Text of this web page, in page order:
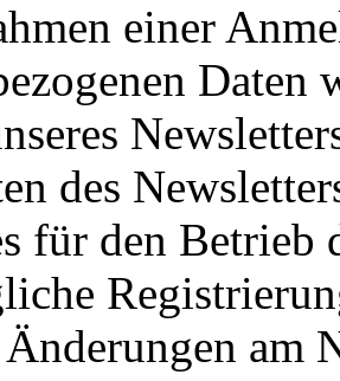
einer
Daten
des
für den Betrieb
am